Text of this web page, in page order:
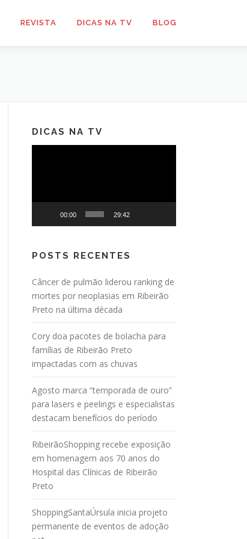
REVISTA DICAS NA TV BLOG
DICAS NA TV
00:00 29:42
POSTS RECENTES
Câncer de pulmão liderou ranking de
mortes por neoplasias em Ribeirão
Preto na última década
Cory doa pacotes de bolacha para
famílias de Ribeirão Preto
impactadas com as chuvas
Agosto marca “temporada de ouro”
para lasers e peelings e especialistas
destacam benefícios do período
RibeirãoShopping recebe exposição
em homenagem aos 70 anos do
Hospital das Clínicas de Ribeirão
Preto
ShoppingSantaÚrsula inicia projeto
permanente de eventos de adoção